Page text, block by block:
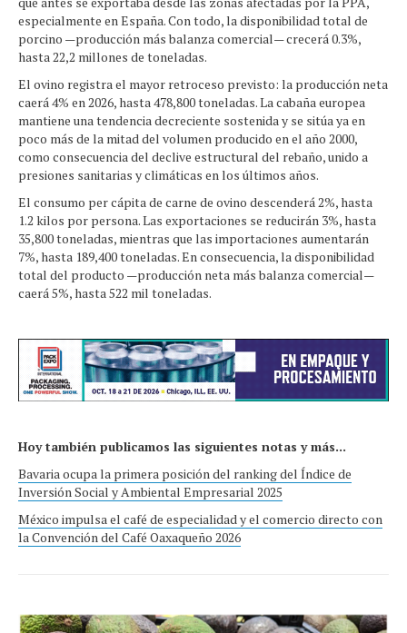
especialmente en España. Con todo, la disponibilidad total de
porcino —producción más balanza comercial— crecerá 0.3%,
hasta 22,2 millones de toneladas.
El ovino registra el mayor retroceso previsto: la producción neta
caerá 4% en 2026, hasta 478,800 toneladas. La cabaña europea
mantiene una tendencia decreciente sostenida y se sitúa ya en
poco más de la mitad del volumen producido en el año 2000,
como consecuencia del declive estructural del rebaño, unido a
presiones sanitarias y climáticas en los últimos años.
El consumo per cápita de carne de ovino descenderá 2%, hasta
1.2 kilos por persona. Las exportaciones se reducirán 3%, hasta
35,800 toneladas, mientras que las importaciones aumentarán
7%, hasta 189,400 toneladas. En consecuencia, la disponibilidad
total del producto —producción neta más balanza comercial—
caerá 5%, hasta 522 mil toneladas.
Hoy también publicamos las siguientes notas y más...
Bavaria ocupa la primera posición del ranking del Índice de
Inversión Social y Ambiental Empresarial 2025
México impulsa el café de especialidad y el comercio directo con
la Convención del Café Oaxaqueño 2026